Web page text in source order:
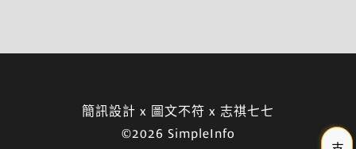
簡訊設計 x 圖文不符 x 志祺七七
©2026 SimpleInfo